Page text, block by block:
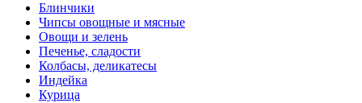
Блинчики
Чипсы овощные и мясные
Овощи и зелень
Печенье, сладости
Колбасы, деликатесы
Индейка
Курица